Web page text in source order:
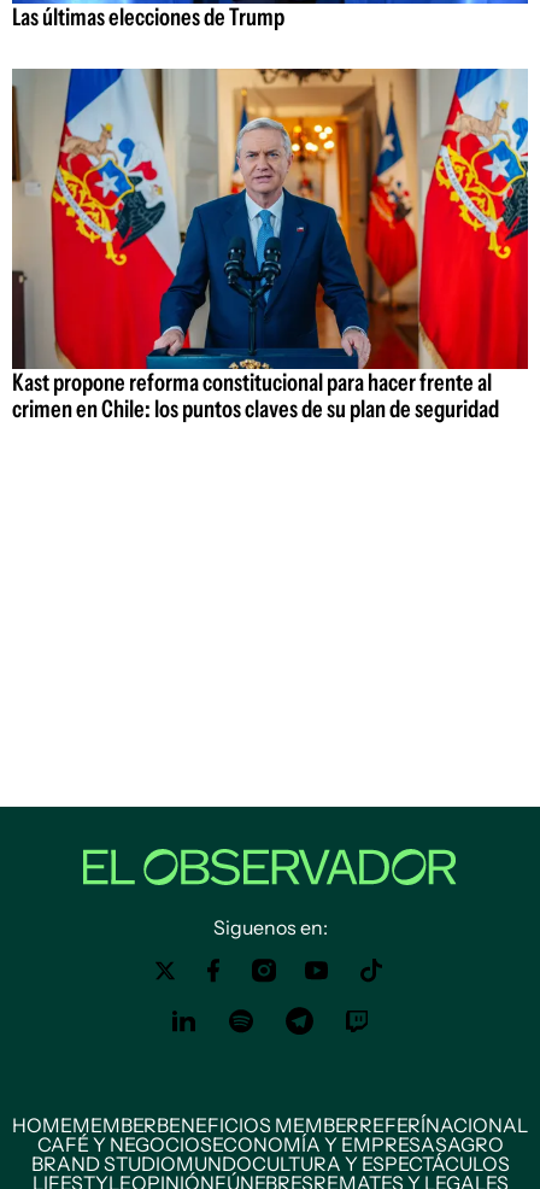
Las últimas elecciones de Trump
Kast propone reforma constitucional para hacer frente al
crimen en Chile: los puntos claves de su plan de seguridad
Siguenos en:
HOMEMEMBERBENEFICIOS MEMBERREFERÍNACIONAL
CAFÉ Y NEGOCIOSECONOMÍA Y EMPRESASAGRO
BRAND STUDIOMUNDOCULTURA Y ESPECTÁCULOS
LIFESTYLEOPINIÓNFÚNEBRESREMATES Y LEGALES